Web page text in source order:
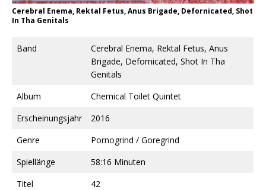
Cerebral Enema, Rektal Fetus, Anus Brigade, Defornicated, Shot
In Tha Genitals
Band
Cerebral Enema, Rektal Fetus, Anus
Brigade, Defornicated, Shot In Tha
Genitals
Album
Chemical Toilet Quintet
Erscheinungsjahr
2016
Genre
Pornogrind / Goregrind
Spiellänge
58:16 Minuten
Titel
42